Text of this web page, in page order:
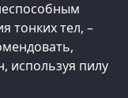
тонких тел, –
используя пилу